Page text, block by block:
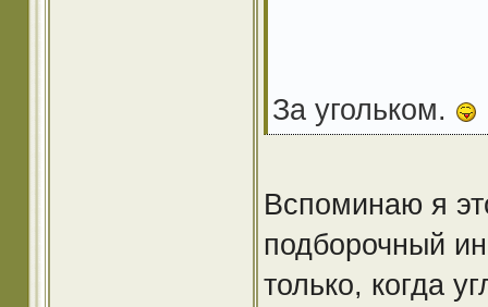
За угольком.
Вспоминаю я
подборочный
только, когда